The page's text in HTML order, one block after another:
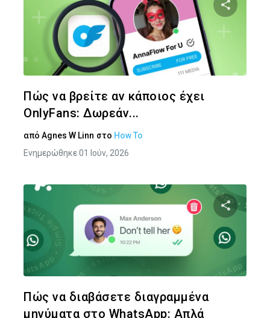
Πώς να βρείτε αν κάποιος έχει
OnlyFans: Δωρεάν...
από Agnes W Linn στο How To
Ενημερώθηκε 01 Ιούν, 2026
Πώς να διαβάσετε διαγραμμένα
μηνύματα στο WhatsApp: Απλά